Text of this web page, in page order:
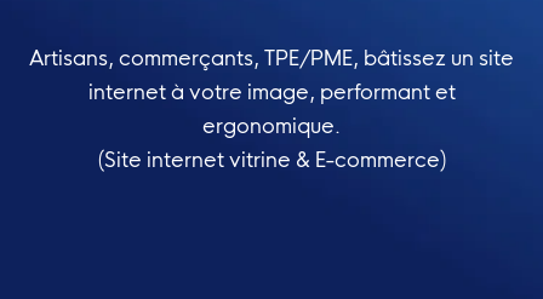
Artisans, commerçants, TPE/PME, bâtissez un site
internet à votre image, performant et
ergonomique.
(Site internet vitrine & E-commerce)